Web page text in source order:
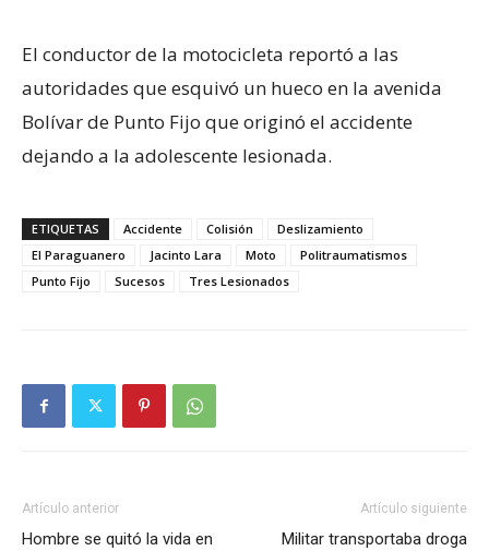
El conductor de la motocicleta reportó a las
autoridades que esquivó un hueco en la avenida
Bolívar de Punto Fijo que originó el accidente
dejando a la adolescente lesionada.
ETIQUETAS Accidente Colisión
Deslizamiento
El Paraguanero
Jacinto Lara Moto
Politraumatismos
Punto Fijo
Sucesos Tres Lesionados
Artículo anterior
Hombre se quitó la vida en
Artículo siguiente
Militar transportaba droga